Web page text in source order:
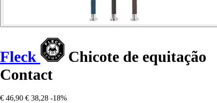
Fleck
Chicote de equitação
Contact
€ 46,90 € 38,28 -18%